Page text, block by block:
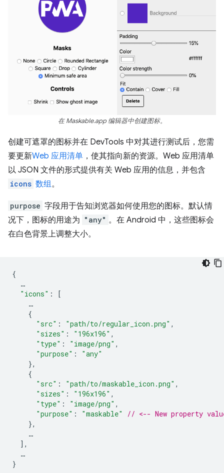
在 Maskable.app 编辑器中创建图标。
创建可遮罩的图标并在 DevTools 中对其进行测试后，您需
要更新Web 应用清单 ，使其指向新的资源。Web 应用清单
以 JSON 文件的形式提供有关 Web 应用的信息，并包含
icons 数组。
purpose 字段用于告知浏览器如何使用您的图标。默认情
况下，图标的用途为 "any" 。在 Android 中，这些图标会
在白色背景上调整大小。
{
…
"icons" :
[
…
{
"src" : "path/to/regular_icon.png" ,
"sizes" : "196x196" ,
"type" : "image/png" ,
"purpose" :
"any"
},
{
"src" : "path/to/maskable_icon.png" ,
"sizes" : "196x196" ,
"type" : "image/png" ,
"purpose" : "maskable"
// <-- New property
},
…
],
…
}